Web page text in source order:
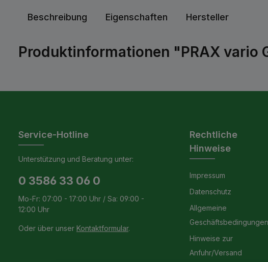
Beschreibung Eigenschaften Hersteller
Produktinformationen "PRAX vario
Service-Hotline
Unterstützung und Beratung unter:
0 3586 33 06 0
Mo-Fr: 07:00 - 17:00 Uhr / Sa: 09:00 -
12:00 Uhr
Oder über unser Kontaktformular.
Rechtliche
Hinweise
Impressum
Datenschutz
Allgemeine
Geschäftsbedingungen
Hinweise zur
Anfuhr/Versand